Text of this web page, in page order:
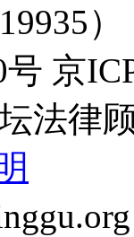
）
号 京
法律